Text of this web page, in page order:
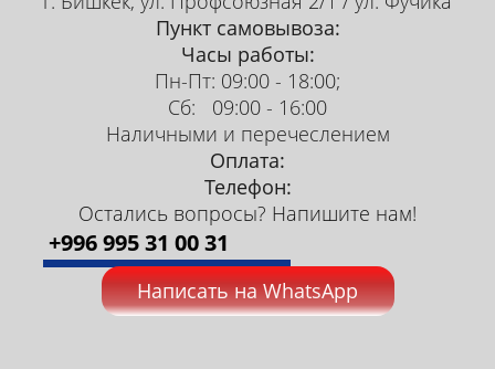
Пункт самовывоза:
Часы работы:
Пн-Пт: 09:00 - 18:00;
Сб: 09:00 - 16:00
Наличными и перечеслением
Оплата:
Телефон:
Остались вопросы? Напишите нам!
+996 995 31 00 31
Написать на WhatsApp